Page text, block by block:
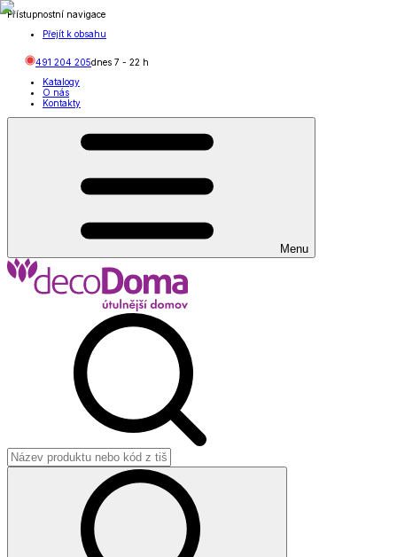
Přístupnostní navigace
Přejít k obsahu
491 204 205dnes 7 - 22 h
Katalogy
O nás
Kontakty
Menu